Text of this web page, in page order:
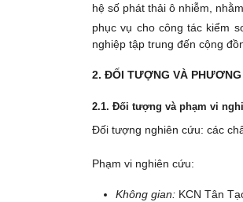
hệ số phát thải ô nhiễm,
phục vụ cho công tác kiểm
nghiệp tập trung đến cộng
2. ĐỐI TƯỢNG VÀ
2.1. Đối tượng và phạm vi
Đối tượng nghiên cứu: các
Phạm vi nghiên cứu:
Không gian: KCN Tân